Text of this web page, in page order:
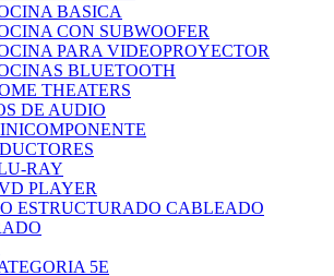
BASICA
CON SUBWOOFER
PARA VIDEOPROYECTOR
BLUETOOTH
THEATERS
DE AUDIO
RAY
PLAYER
CABLEADO
5E